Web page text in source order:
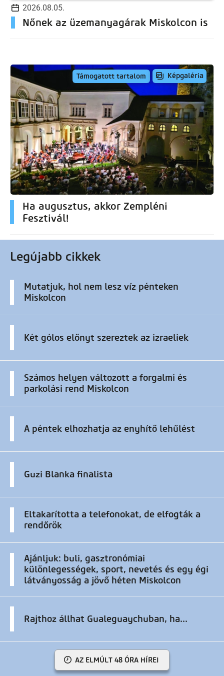
2026.08.05.
Nőnek az üzemanyagárak Miskolcon is
Támogatott tartalom Képgaléria
Ha augusztus, akkor Zempléni
Fesztivál!
Legújabb cikkek
Mutatjuk, hol nem lesz víz pénteken
Miskolcon
Két gólos előnyt szereztek az izraeliek
Számos helyen változott a forgalmi és
parkolási rend Miskolcon
A péntek elhozhatja az enyhítő lehűlést
Guzi Blanka finalista
Eltakarította a telefonokat, de elfogták a
rendőrök
Ajánljuk: buli, gasztronómiai
különlegességek, sport, nevetés és egy égi
látványosság a jövő héten Miskolcon
Rajthoz állhat Gualeguaychuban, ha...
AZ ELMÚLT 48 ÓRA HÍREI